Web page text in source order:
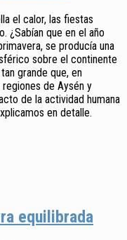
el calor, las fiestas
¿Sabían que en el año
se producía una
sobre el continente
grande que, en
de Aysén y
de la actividad humana
en detalle.
equilibrada